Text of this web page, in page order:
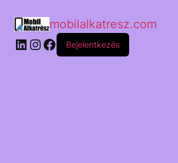
mobilalkatresz.com
Bejelentkezés